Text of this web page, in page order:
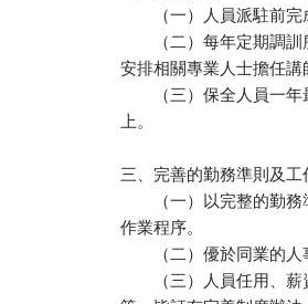
（一）人員派駐前完
（二）每年定期調訓
安排相關專業人士擔任講
（三）保全人員一年
上。
三、完善的勤務準則及工
（一）以完整的勤務
作業程序。
（二）優於同業的人
（三）人員任用、薪